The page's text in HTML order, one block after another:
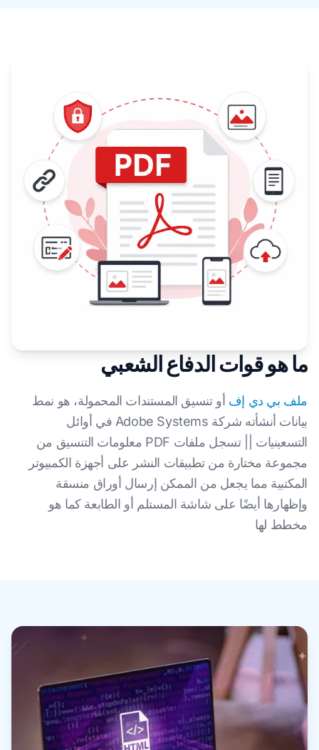
ما هو قوات الدفاع الشعبي
ملف بي دي إف أو تنسيق المستندات المحمولة، هو نمط
بيانات أنشأته شركة Adobe Systems في أوائل
التسعينيات || تسجل ملفات PDF معلومات التنسيق من
مجموعة مختارة من تطبيقات النشر على أجهزة الكمبيوتر
المكتبية مما يجعل من الممكن إرسال أوراق منسقة
وإظهارها أيضًا على شاشة المستلم أو الطابعة كما هو
مخطط لها